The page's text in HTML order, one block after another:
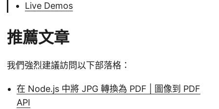
Live Demos
推薦文章
我們強烈建議訪問以下部落格：
在 Node.js 中將 JPG 轉換為 PDF | 圖像到 PDF
API